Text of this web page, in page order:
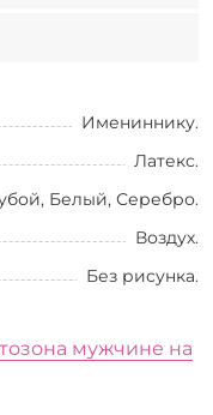
Имениннику.
Латекс.
Белый, Серебро.
Воздух.
Без рисунка.
мужчине на